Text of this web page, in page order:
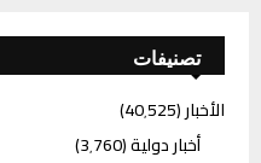
تصنيفات
الأخبار(40٬525)
أخبار دولية(3٬760)